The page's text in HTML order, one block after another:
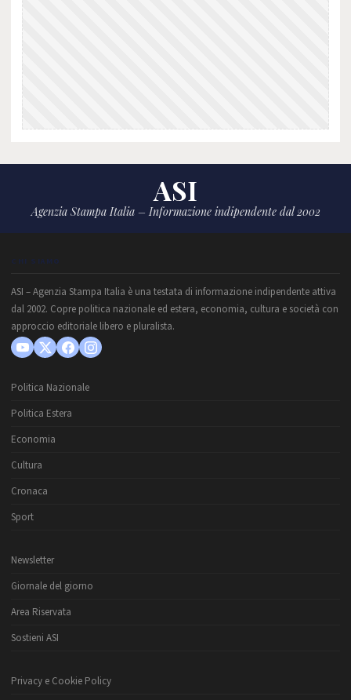
ASI
Agenzia Stampa Italia – Informazione indipendente dal 2002
CHI SIAMO
ASI – Agenzia Stampa Italia è una testata di informazione indipendente attiva
dal 2002. Copre politica nazionale ed estera, economia, cultura e società con
approccio editoriale libero e pluralista.
Politica Nazionale
Politica Estera
Economia
Cultura
Cronaca
Sport
Newsletter
Giornale del giorno
Area Riservata
Sostieni ASI
Privacy e Cookie Policy